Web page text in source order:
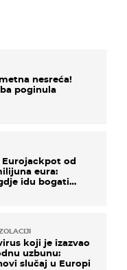
nesreća!
poginula
Eurojackpot od
eura:
idu bogati
koji je izazvao
uzbunu:
slučaj u Europi